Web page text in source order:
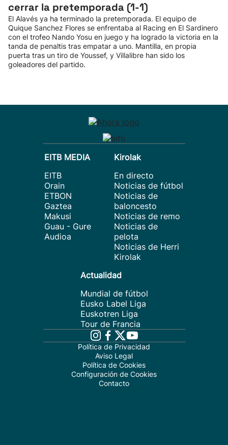
cerrar la pretemporada (1-1)
El Alavés ya ha terminado la pretemporada. El equipo de
Quique Sanchez Flores se enfrentaba al Racing en El Sardinero
con el trofeo Nando Yosu en juego y ha logrado la victoria en la
tanda de penaltis tras empatar a uno. Mantilla, en propia
puerta tras un tiro de Youssef, y Villalibre han sido los
goleadores del partido.
EITB MEDIA
EITB
Orain
ETBON
Gaztea
Makusi
Guau - Gure
Audioa
Kirolak
En directo
Noticias de fútbol
Noticias de
baloncesto
Noticias de remo
Noticias de
pelota
Noticias de Herri
Kirolak
Actualidad
Mundial de fútbol
Eusko Label Liga
Euskotren Liga
Tour de Francia
Política de Privacidad
Aviso Legal
Política de Cookies
Configuración de Cookies
Contacto